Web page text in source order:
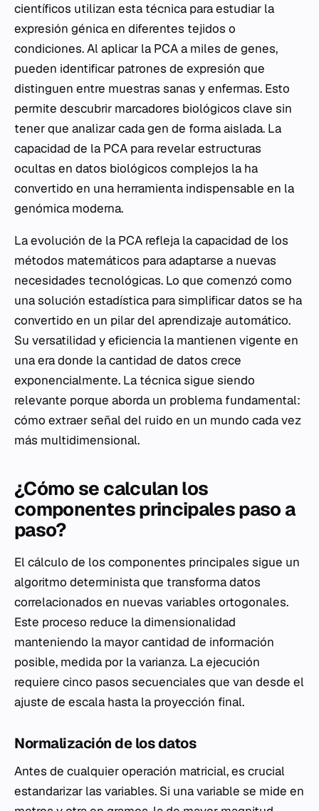
científicos utilizan esta técnica para estudiar la
expresión génica en diferentes tejidos o
condiciones. Al aplicar la PCA a miles de genes,
pueden identificar patrones de expresión que
distinguen entre muestras sanas y enfermas. Esto
permite descubrir marcadores biológicos clave sin
tener que analizar cada gen de forma aislada. La
capacidad de la PCA para revelar estructuras
ocultas en datos biológicos complejos la ha
convertido en una herramienta indispensable en la
genómica moderna.
La evolución de la PCA refleja la capacidad de los
métodos matemáticos para adaptarse a nuevas
necesidades tecnológicas. Lo que comenzó como
una solución estadística para simplificar datos se ha
convertido en un pilar del aprendizaje automático.
Su versatilidad y eficiencia la mantienen vigente en
una era donde la cantidad de datos crece
exponencialmente. La técnica sigue siendo
relevante porque aborda un problema fundamental:
cómo extraer señal del ruido en un mundo cada vez
más multidimensional.
¿Cómo se calculan los
componentes principales paso a
paso?
El cálculo de los componentes principales sigue un
algoritmo determinista que transforma datos
correlacionados en nuevas variables ortogonales.
Este proceso reduce la dimensionalidad
manteniendo la mayor cantidad de información
posible, medida por la varianza. La ejecución
requiere cinco pasos secuenciales que van desde el
ajuste de escala hasta la proyección final.
Normalización de los datos
Antes de cualquier operación matricial, es crucial
estandarizar las variables. Si una variable se mide en